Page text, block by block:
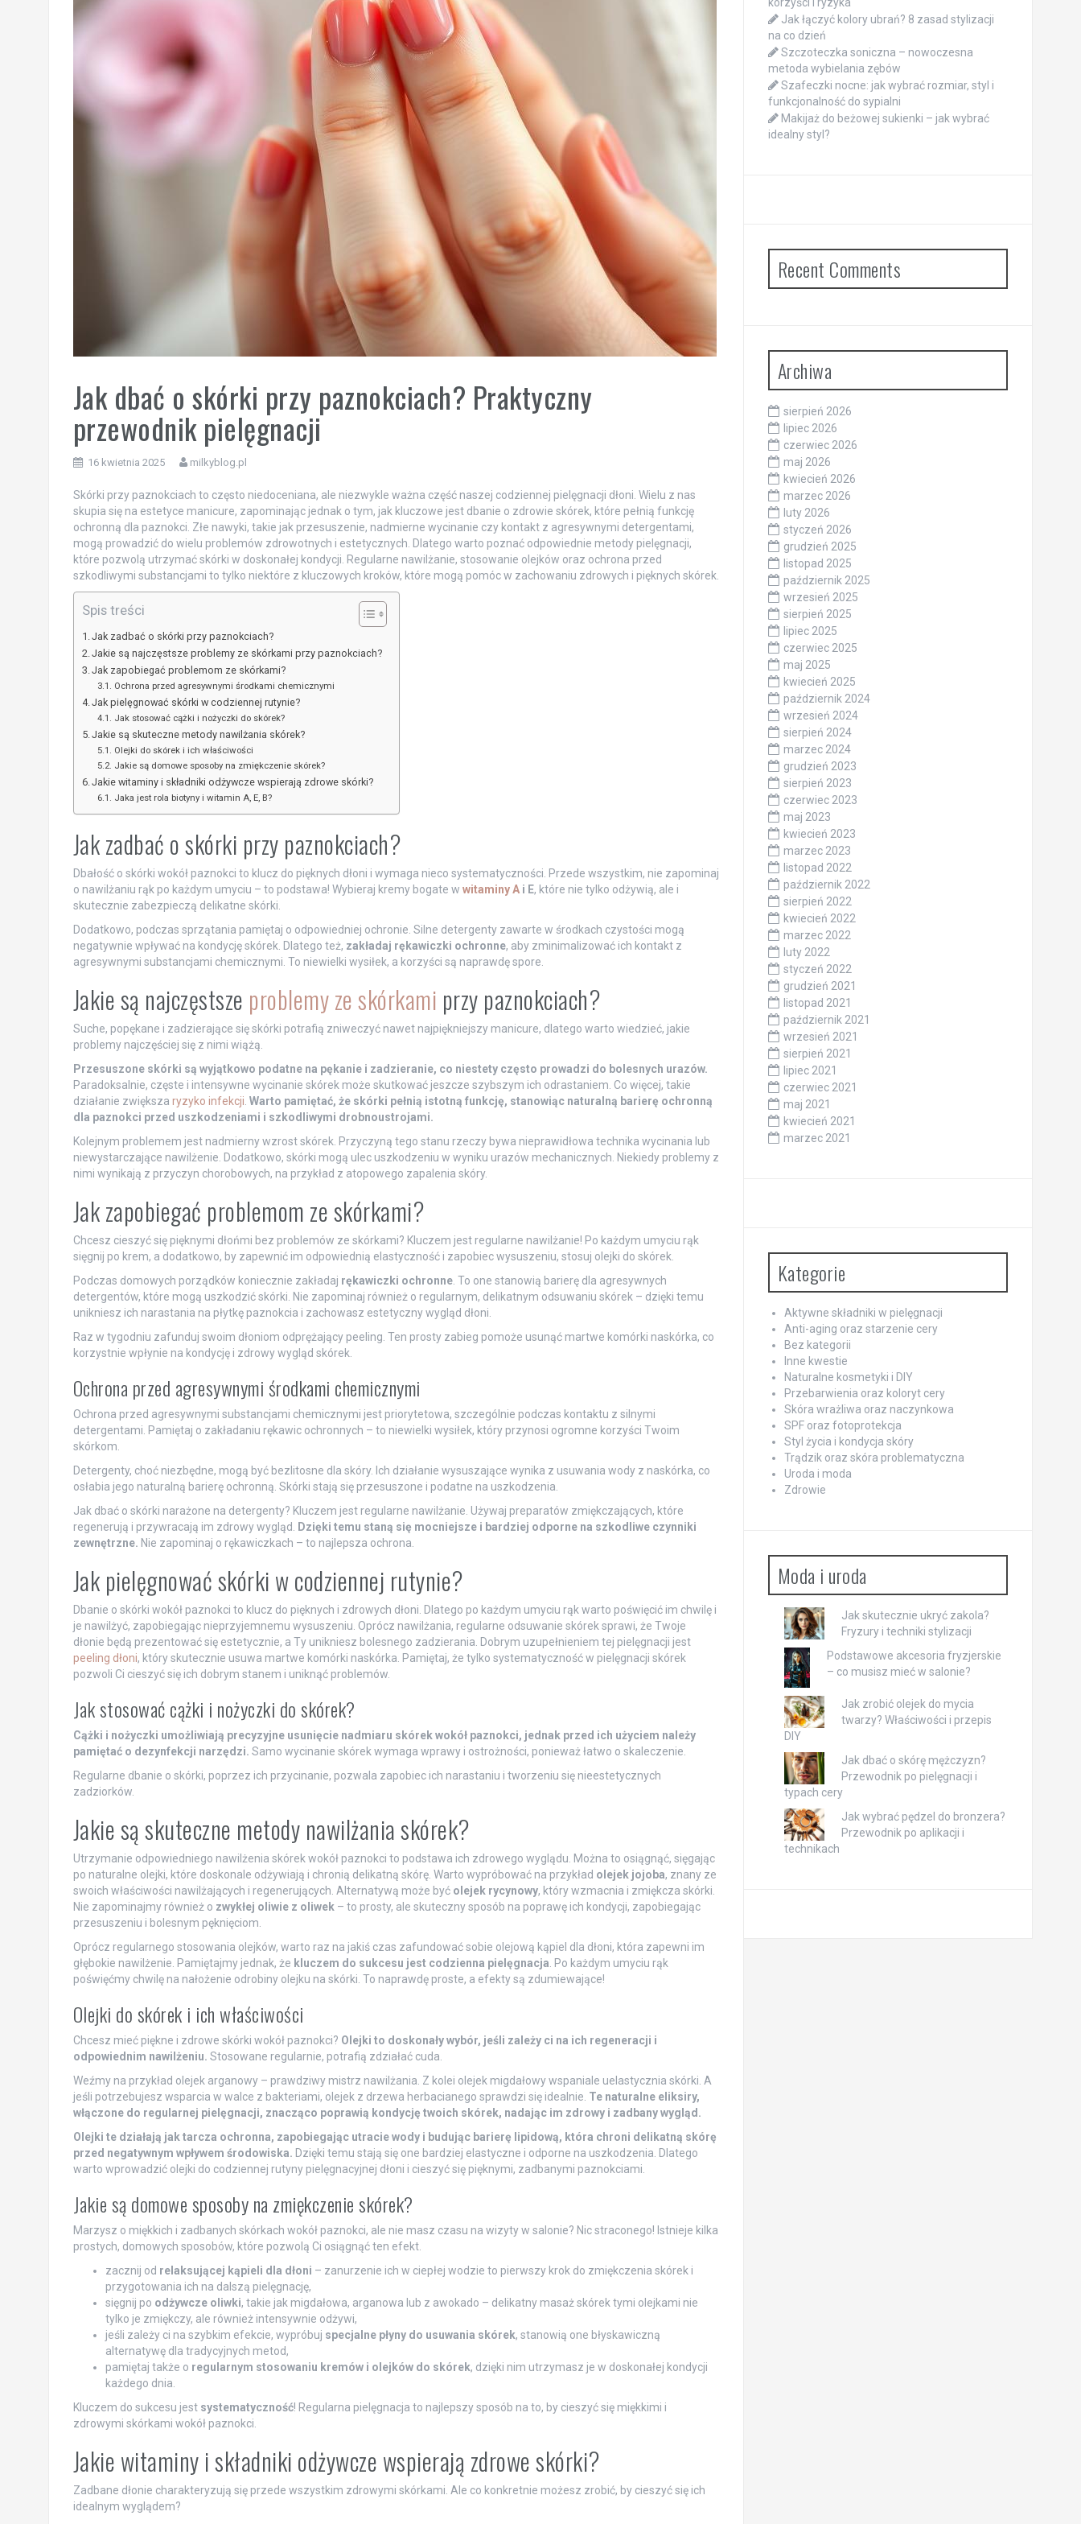
Jak dbać o skórki przy paznokciach? Praktyczny
przewodnik pielęgnacji
16 kwietnia 2025 milkyblog.pl
Skórki przy paznokciach to często niedoceniana, ale niezwykle ważna część naszej codziennej pielęgnacji dłoni. Wielu z nas
skupia się na estetyce manicure, zapominając jednak o tym, jak kluczowe jest dbanie o zdrowie skórek, które pełnią funkcję
ochronną dla paznokci. Złe nawyki, takie jak przesuszenie, nadmierne wycinanie czy kontakt z agresywnymi detergentami,
mogą prowadzić do wielu problemów zdrowotnych i estetycznych. Dlatego warto poznać odpowiednie metody pielęgnacji,
które pozwolą utrzymać skórki w doskonałej kondycji. Regularne nawilżanie, stosowanie olejków oraz ochrona przed
szkodliwymi substancjami to tylko niektóre z kluczowych kroków, które mogą pomóc w zachowaniu zdrowych i pięknych skórek.
Spis treści
Jak zadbać o skórki przy paznokciach?
Jakie są najczęstsze problemy ze skórkami przy paznokciach?
Jak zapobiegać problemom ze skórkami?
Ochrona przed agresywnymi środkami chemicznymi
Jak pielęgnować skórki w codziennej rutynie?
Jak stosować cążki i nożyczki do skórek?
Jakie są skuteczne metody nawilżania skórek?
Olejki do skórek i ich właściwości
Jakie są domowe sposoby na zmiękczenie skórek?
Jakie witaminy i składniki odżywcze wspierają zdrowe skórki?
Jaka jest rola biotyny i witamin A, E, B?
Jak zadbać o skórki przy paznokciach?
Dbałość o skórki wokół paznokci to klucz do pięknych dłoni i wymaga nieco systematyczności. Przede wszystkim, nie zapominaj
o nawilżaniu rąk po każdym umyciu – to podstawa! Wybieraj kremy bogate w witaminy Ai E, które nie tylko odżywią, ale i
skutecznie zabezpieczą delikatne skórki.
Dodatkowo, podczas sprzątania pamiętaj o odpowiedniej ochronie. Silne detergenty zawarte w środkach czystości mogą
negatywnie wpływać na kondycję skórek. Dlatego też, zakładaj rękawiczki ochronne, aby zminimalizować ich kontakt z
agresywnymi substancjami chemicznymi. To niewielki wysiłek, a korzyści są naprawdę spore.
Jakie są najczęstsze problemy ze skórkami przy paznokciach?
Suche, popękane i zadzierające się skórki potrafią zniweczyć nawet najpiękniejszy manicure, dlatego warto wiedzieć, jakie
problemy najczęściej się z nimi wiążą.
Przesuszone skórki są wyjątkowo podatne na pękanie i zadzieranie, co niestety często prowadzi do bolesnych urazów.
Paradoksalnie, częste i intensywne wycinanie skórek może skutkować jeszcze szybszym ich odrastaniem. Co więcej, takie
działanie zwiększa ryzyko infekcji Warto pamiętać, że skórki pełnią istotną funkcję, stanowiąc naturalną barierę ochronną
dla paznokci przed uszkodzeniami i szkodliwymi drobnoustrojami.
Kolejnym problemem jest nadmierny wzrost skórek. Przyczyną tego stanu rzeczy bywa nieprawidłowa technika wycinania lub
niewystarczające nawilżenie. Dodatkowo, skórki mogą ulec uszkodzeniu w wyniku urazów mechanicznych. Niekiedy problemy z
nimi wynikają z przyczyn chorobowych, na przykład z atopowego zapalenia skóry.
Jak zapobiegać problemom ze skórkami?
Chcesz cieszyć się pięknymi dłońmi bez problemów ze skórkami? Kluczem jest regularne nawilżanie! Po każdym umyciu rąk
sięgnij po krem, a dodatkowo, by zapewnić im odpowiednią elastyczność i zapobiec wysuszeniu, stosuj olejki do skórek.
Podczas domowych porządków koniecznie zakładaj rękawiczki ochronne. To one stanowią barierę dla agresywnych
detergentów, które mogą uszkodzić skórki. Nie zapominaj również o regularnym, delikatnym odsuwaniu skórek – dzięki temu
unikniesz ich narastania na płytkę paznokcia i zachowasz estetyczny wygląd dłoni.
Raz w tygodniu zafunduj swoim dłoniom odprężający peeling. Ten prosty zabieg pomoże usunąć martwe komórki naskórka, co
korzystnie wpłynie na kondycję i zdrowy wygląd skórek.
Ochrona przed agresywnymi środkami chemicznymi
Ochrona przed agresywnymi substancjami chemicznymi jest priorytetowa, szczególnie podczas kontaktu z silnymi
detergentami. Pamiętaj o zakładaniu rękawic ochronnych – to niewielki wysiłek, który przynosi ogromne korzyści Twoim
skórkom.
Detergenty, choć niezbędne, mogą być bezlitosne dla skóry. Ich działanie wysuszające wynika z usuwania wody z naskórka, co
osłabia jego naturalną barierę ochronną. Skórki stają się przesuszone i podatne na uszkodzenia.
Jak dbać o skórki narażone na detergenty? Kluczem jest regularne nawilżanie. Używaj preparatów zmiękczających, które
regenerują i przywracają im zdrowy wygląd.
Dzięki temu staną się mocniejsze i bardziej odporne na szkodliwe czynniki
zewnętrzne. Nie zapominaj o rękawiczkach – to najlepsza ochrona.
Jak pielęgnować skórki w codziennej rutynie?
Dbanie o skórki wokół paznokci to klucz do pięknych i zdrowych dłoni. Dlatego po każdym umyciu rąk warto poświęcić im chwilę i
je nawilżyć, zapobiegając nieprzyjemnemu wysuszeniu. Oprócz nawilżania, regularne odsuwanie skórek sprawi, że Twoje
dłonie będą prezentować się estetycznie, a Ty unikniesz bolesnego zadzierania. Dobrym uzupełnieniem tej pielęgnacji jest
peeling dłoni, który skutecznie usuwa martwe komórki naskórka. Pamiętaj, że tylko systematyczność w pielęgnacji skórek
pozwoli Ci cieszyć się ich dobrym stanem i uniknąć problemów.
Jak stosować cążki i nożyczki do skórek?
Cążki i nożyczki umożliwiają precyzyjne usunięcie nadmiaru skórek wokół paznokci, jednak przed ich użyciem należy
pamiętać o dezynfekcji narzędzi. Samo wycinanie skórek wymaga wprawy i ostrożności, ponieważ łatwo o skaleczenie.
Regularne dbanie o skórki, poprzez ich przycinanie, pozwala zapobiec ich narastaniu i tworzeniu się nieestetycznych
zadziorków.
Jakie są skuteczne metody nawilżania skórek?
Utrzymanie odpowiedniego nawilżenia skórek wokół paznokci to podstawa ich zdrowego wyglądu. Można to osiągnąć, sięgając
po naturalne olejki, które doskonale odżywiają i chronią delikatną skórę. Warto wypróbować na przykład olejek jojoba, znany ze
swoich właściwości nawilżających i regenerujących. Alternatywą może być olejek rycynowy, który wzmacnia i zmiękcza skórki.
Nie zapominajmy również o zwykłej oliwie z oliwek– to prosty, ale skuteczny sposób na poprawę ich kondycji, zapobiegając
przesuszeniu i bolesnym pęknięciom.
Oprócz regularnego stosowania olejków, warto raz na jakiś czas zafundować sobie olejową kąpiel dla dłoni, która zapewni im
głębokie nawilżenie. Pamiętajmy jednak, że kluczem do sukcesu jest codzienna pielęgnacja . Po każdym umyciu rąk
poświęćmy chwilę na nałożenie odrobiny olejku na skórki. To naprawdę proste, a efekty są zdumiewające!
Olejki do skórek i ich właściwości
Chcesz mieć piękne i zdrowe skórki wokół paznokci? Olejki to doskonały wybór, jeśli zależy ci na ich regeneracji i
odpowiednim nawilżeniu. Stosowane regularnie, potrafią zdziałać cuda.
Weźmy na przykład olejek arganowy – prawdziwy mistrz nawilżania. Z kolei olejek migdałowy wspaniale uelastycznia skórki. A
jeśli potrzebujesz wsparcia w walce z bakteriami, olejek z drzewa herbacianego sprawdzi się idealnie. Te naturalne eliksiry,
włączone do regularnej pielęgnacji, znacząco poprawią kondycję twoich skórek, nadając im zdrowy i zadbany wygląd.
Olejki te działają jak tarcza ochronna, zapobiegając utracie wody i budując barierę lipidową, która chroni delikatną skórę
przed negatywnym wpływem środowiska. Dzięki temu stają się one bardziej elastyczne i odporne na uszkodzenia. Dlatego
warto wprowadzić olejki do codziennej rutyny pielęgnacyjnej dłoni i cieszyć się pięknymi, zadbanymi paznokciami.
Jakie są domowe sposoby na zmiękczenie skórek?
Marzysz o miękkich i zadbanych skórkach wokół paznokci, ale nie masz czasu na wizyty w salonie? Nic straconego! Istnieje kilka
prostych, domowych sposobów, które pozwolą Ci osiągnąć ten efekt.
zacznij od relaksującej kąpieli dla dłoni – zanurzenie ich w ciepłej wodzie to pierwszy krok do zmiękczenia skórek i
przygotowania ich na dalszą pielęgnację,
sięgnij po odżywcze oliwki, takie jak migdałowa, arganowa lub z awokado – delikatny masaż skórek tymi olejkami nie
tylko je zmiękczy, ale również intensywnie odżywi,
jeśli zależy ci na szybkim efekcie, wypróbuj specjalne płyny do usuwania skórek, stanowią one błyskawiczną
alternatywę dla tradycyjnych metod,
pamiętaj także o regularnym stosowaniu kremów i olejków do skórek, dzięki nim utrzymasz je w doskonałej kondycji
każdego dnia.
Kluczem do sukcesu jest systematyczność! Regularna pielęgnacja to najlepszy sposób na to, by cieszyć się miękkimi i
zdrowymi skórkami wokół paznokci.
Jakie witaminy i składniki odżywcze wspierają zdrowe skórki?
Zadbane dłonie charakteryzują się przede wszystkim zdrowymi skórkami. Ale co konkretnie możesz zrobić, by cieszyć się ich
idealnym wyglądem?
Jak łączyć kolory ubrań? 8 zasad stylizacji
na co dzień
Szczoteczka soniczna – nowoczesna
metoda wybielania zębów
Szafeczki nocne: jak wybrać rozmiar, styl i
funkcjonalność do sypialni
Makijaż do beżowej sukienki – jak wybrać
idealny styl?
Recent Comments
Archiwa
sierpień 2026
lipiec 2026
czerwiec 2026
maj 2026
kwiecień 2026
marzec 2026
luty 2026
styczeń 2026
grudzień 2025
listopad 2025
październik 2025
wrzesień 2025
sierpień 2025
lipiec 2025
czerwiec 2025
maj 2025
kwiecień 2025
październik 2024
wrzesień 2024
sierpień 2024
marzec 2024
grudzień 2023
sierpień 2023
czerwiec 2023
maj 2023
kwiecień 2023
marzec 2023
listopad 2022
październik 2022
sierpień 2022
kwiecień 2022
marzec 2022
luty 2022
styczeń 2022
grudzień 2021
listopad 2021
październik 2021
wrzesień 2021
sierpień 2021
lipiec 2021
czerwiec 2021
maj 2021
kwiecień 2021
marzec 2021
Kategorie
Aktywne składniki w pielęgnacji
Anti-aging oraz starzenie cery
Bez kategorii
Inne kwestie
Naturalne kosmetyki i DIY
Przebarwienia oraz koloryt cery
Skóra wrażliwa oraz naczynkowa
SPF oraz fotoprotekcja
Styl życia i kondycja skóry
Trądzik oraz skóra problematyczna
Uroda i moda
Zdrowie
Moda i uroda
Jak skutecznie ukryć zakola?
Fryzury i techniki stylizacji
Podstawowe akcesoria fryzjerskie
– co musisz mieć w salonie?
Jak zrobić olejek do mycia
twarzy? Właściwości i przepis
DIY
Jak dbać o skórę mężczyzn?
Przewodnik po pielęgnacji i
typach cery
Jak wybrać pędzel do bronzera?
Przewodnik po aplikacji i
technikach